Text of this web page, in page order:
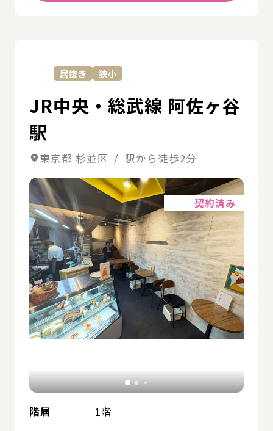
居抜き 狭小
JR中央・総武線 阿佐ヶ谷
駅
東京都 杉並区 / 駅から徒歩2分
契約済み
階層
1階